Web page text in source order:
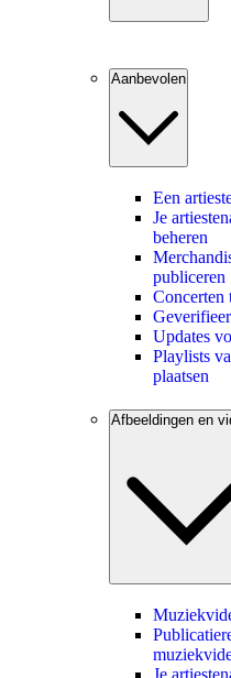
Aanbevolen
Een
Je
beheren
publiceren
Concerten
Updates
Playlists
plaatsen
Afbeeldingen en